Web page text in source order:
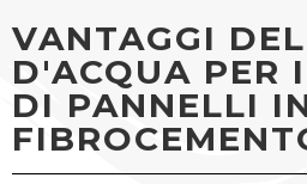
VANTAGGI
D'ACQUA PER
DI PANNELLI